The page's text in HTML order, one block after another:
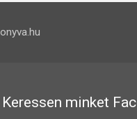
Keressen minket